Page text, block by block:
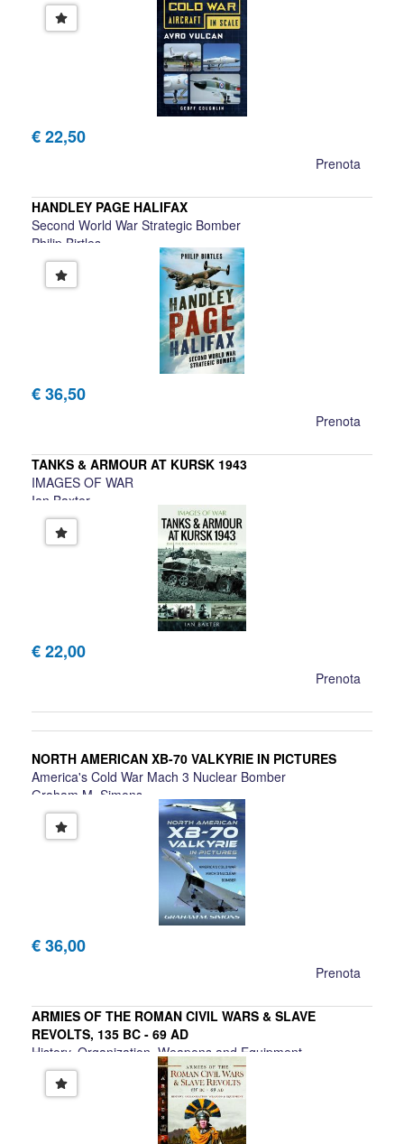
€ 22,50
Prenota
HANDLEY PAGE HALIFAX
Second World War Strategic Bomber
Philip Birtles
€ 36,50
Prenota
TANKS & ARMOUR AT KURSK 1943
IMAGES OF WAR
Ian Baxter
€ 22,00
Prenota
NORTH AMERICAN XB-70 VALKYRIE IN PICTURES
America's Cold War Mach 3 Nuclear Bomber
Graham M. Simons
€ 36,00
Prenota
ARMIES OF THE ROMAN CIVIL WARS & SLAVE
REVOLTS, 135 BC - 69 AD
History, Organization, Weapons and Equipment
Gabriele Esposito